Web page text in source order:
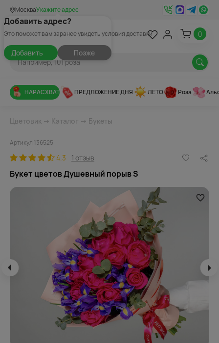
МоскваУкажите адрес
Добавить адрес?
Это поможет вам заранее увидеть условия доставки
Добавить Позже
0
НАРАСХВАТ ПРЕДЛОЖЕНИЕ ДНЯ ЛЕТО Роза
Цветовик → Каталог → Букеты
Артикул 136525
4.3 1 отзыв
Букет цветов Душевный порыв S